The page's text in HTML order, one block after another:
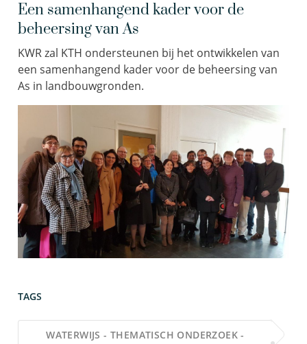
Een samenhangend kader voor de
beheersing van As
KWR zal KTH ondersteunen bij het ontwikkelen van
een samenhangend kader voor de beheersing van
As in landbouwgronden.
TAGS
WATERWIJS - THEMATISCH ONDERZOEK -